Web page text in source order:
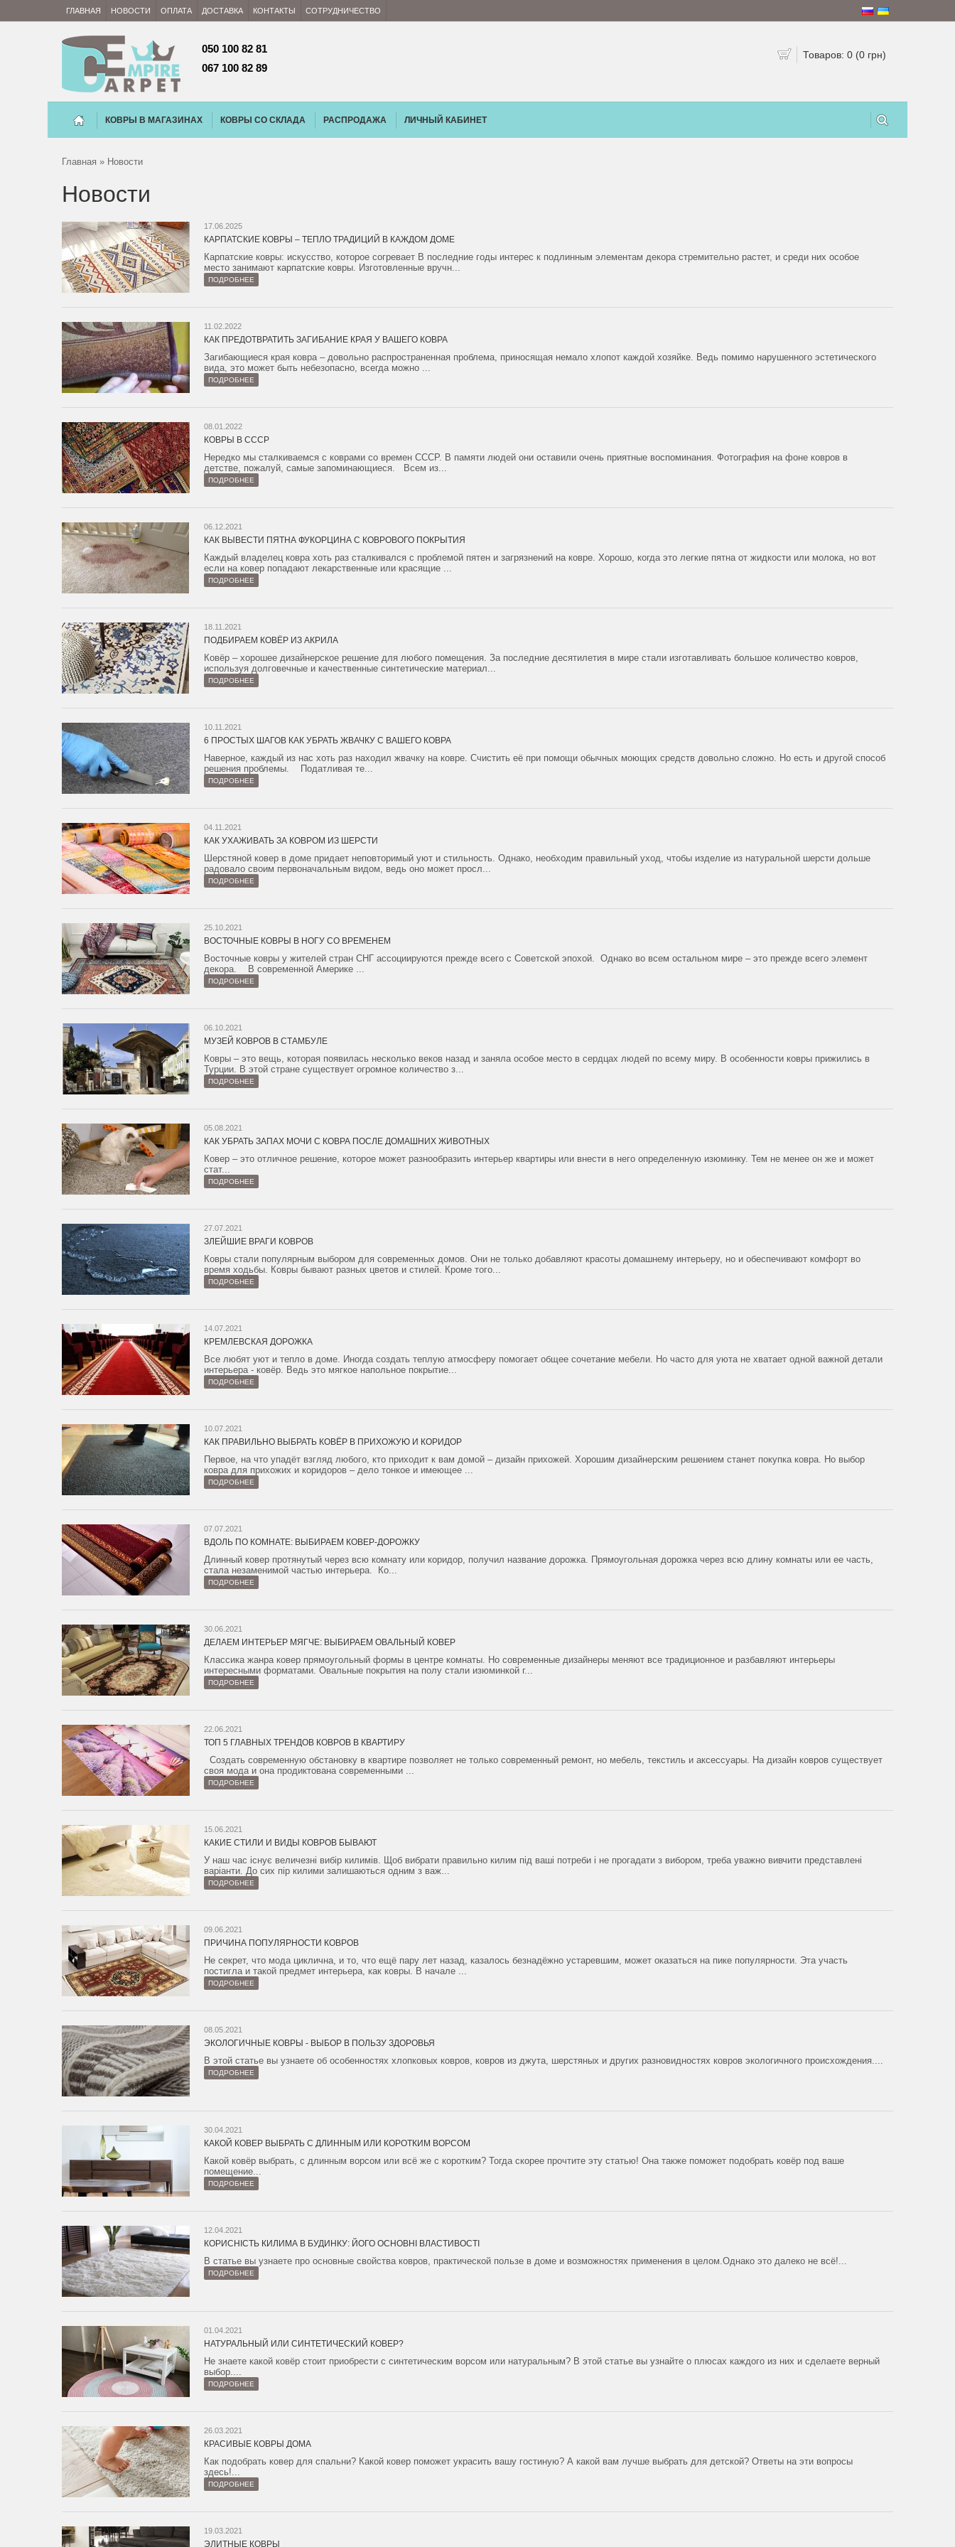
ГЛАВНАЯ НОВОСТИ ОПЛАТА ДОСТАВКА КОНТАКТЫ СОТРУДНИЧЕСТВО
Товаров: 0 (0 грн)
050 100 82 81
067 100 82 89
КОВРЫ В МАГАЗИНАХ КОВРЫ СО СКЛАДА РАСПРОДАЖА ЛИЧНЫЙ КАБИНЕТ
Главная » Новости
Новости
17.06.2025
КАРПАТСКИЕ КОВРЫ – ТЕПЛО ТРАДИЦИЙ В КАЖДОМ ДОМЕ
Карпатские ковры: искусство, которое согревает В последние годы интерес к подлинным элементам декора стремительно растет, и среди них особое
место занимают карпатские ковры. Изготовленные вручн...
ПОДРОБНЕЕ
11.02.2022
КАК ПРЕДОТВРАТИТЬ ЗАГИБАНИЕ КРАЯ У ВАШЕГО КОВРА
Загибающиеся края ковра – довольно распространенная проблема, приносящая немало хлопот каждой хозяйке. Ведь помимо нарушенного эстетического
вида, это может быть небезопасно, всегда можно ...
ПОДРОБНЕЕ
08.01.2022
КОВРЫ В СССР
Нередко мы сталкиваемся с коврами со времен СССР. В памяти людей они оставили очень приятные воспоминания. Фотография на фоне ковров в
детстве, пожалуй, самые запоминающиеся. Всем из...
ПОДРОБНЕЕ
06.12.2021
КАК ВЫВЕСТИ ПЯТНА ФУКОРЦИНА С КОВРОВОГО ПОКРЫТИЯ
Каждый владелец ковра хоть раз сталкивался с проблемой пятен и загрязнений на ковре. Хорошо, когда это легкие пятна от жидкости или молока, но вот
если на ковер попадают лекарственные или красящие ...
ПОДРОБНЕЕ
18.11.2021
ПОДБИРАЕМ КОВЁР ИЗ АКРИЛА
Ковёр – хорошее дизайнерское решение для любого помещения. За последние десятилетия в мире стали изготавливать большое количество ковров,
используя долговечные и качественные синтетические материал...
ПОДРОБНЕЕ
10.11.2021
6 ПРОСТЫХ ШАГОВ КАК УБРАТЬ ЖВАЧКУ С ВАШЕГО КОВРА
Наверное, каждый из нас хоть раз находил жвачку на ковре. Счистить её при помощи обычных моющих средств довольно сложно. Но есть и другой способ
решения проблемы. Податливая те...
ПОДРОБНЕЕ
04.11.2021
КАК УХАЖИВАТЬ ЗА КОВРОМ ИЗ ШЕРСТИ
Шерстяной ковер в доме придает неповторимый уют и стильность. Однако, необходим правильный уход, чтобы изделие из натуральной шерсти дольше
радовало своим первоначальным видом, ведь оно может просл...
ПОДРОБНЕЕ
25.10.2021
ВОСТОЧНЫЕ КОВРЫ В НОГУ СО ВРЕМЕНЕМ
Восточные ковры у жителей стран СНГ ассоциируются прежде всего с Советской эпохой. Однако во всем остальном мире – это прежде всего элемент
декора. В современной Америке ...
ПОДРОБНЕЕ
06.10.2021
МУЗЕЙ КОВРОВ В СТАМБУЛЕ
Ковры – это вещь, которая появилась несколько веков назад и заняла особое место в сердцах людей по всему миру. В особенности ковры прижились в
Турции. В этой стране существует огромное количество з...
ПОДРОБНЕЕ
05.08.2021
КАК УБРАТЬ ЗАПАХ МОЧИ С КОВРА ПОСЛЕ ДОМАШНИХ ЖИВОТНЫХ
Ковер – это отличное решение, которое может разнообразить интерьер квартиры или внести в него определенную изюминку. Тем не менее он же и может
стат...
ПОДРОБНЕЕ
27.07.2021
ЗЛЕЙШИЕ ВРАГИ КОВРОВ
Ковры стали популярным выбором для современных домов. Они не только добавляют красоты домашнему интерьеру, но и обеспечивают комфорт во
время ходьбы. Ковры бывают разных цветов и стилей. Кроме того...
ПОДРОБНЕЕ
14.07.2021
КРЕМЛЕВСКАЯ ДОРОЖКА
Все любят уют и тепло в доме. Иногда создать теплую атмосферу помогает общее сочетание мебели. Но часто для уюта не хватает одной важной детали
интерьера - ковёр. Ведь это мягкое напольное покрытие...
ПОДРОБНЕЕ
10.07.2021
КАК ПРАВИЛЬНО ВЫБРАТЬ КОВЁР В ПРИХОЖУЮ И КОРИДОР
Первое, на что упадёт взгляд любого, кто приходит к вам домой – дизайн прихожей. Хорошим дизайнерским решением станет покупка ковра. Но выбор
ковра для прихожих и коридоров – дело тонкое и имеющее ...
ПОДРОБНЕЕ
07.07.2021
ВДОЛЬ ПО КОМНАТЕ: ВЫБИРАЕМ КОВЕР-ДОРОЖКУ
Длинный ковер протянутый через всю комнату или коридор, получил название дорожка. Прямоугольная дорожка через всю длину комнаты или ее часть,
стала незаменимой частью интерьера. Ко...
ПОДРОБНЕЕ
30.06.2021
ДЕЛАЕМ ИНТЕРЬЕР МЯГЧЕ: ВЫБИРАЕМ ОВАЛЬНЫЙ КОВЕР
Классика жанра ковер прямоугольный формы в центре комнаты. Но современные дизайнеры меняют все традиционное и разбавляют интерьеры
интересными форматами. Овальные покрытия на полу стали изюминкой г...
ПОДРОБНЕЕ
22.06.2021
ТОП 5 ГЛАВНЫХ ТРЕНДОВ КОВРОВ В КВАРТИРУ
Создать современную обстановку в квартире позволяет не только современный ремонт, но мебель, текстиль и аксессуары. На дизайн ковров существует
своя мода и она продиктована современными ...
ПОДРОБНЕЕ
15.06.2021
КАКИЕ СТИЛИ И ВИДЫ КОВРОВ БЫВАЮТ
У наш час існує величезні вибір килимів. Щоб вибрати правильно килим під ваші потреби і не прогадати з вибором, треба уважно вивчити представлені
варіанти. До сих пір килими залишаються одним з важ...
ПОДРОБНЕЕ
09.06.2021
ПРИЧИНА ПОПУЛЯРНОСТИ КОВРОВ
Не секрет, что мода циклична, и то, что ещё пару лет назад, казалось безнадёжно устаревшим, может оказаться на пике популярности. Эта участь
постигла и такой предмет интерьера, как ковры. В начале ...
ПОДРОБНЕЕ
08.05.2021
ЭКОЛОГИЧНЫЕ КОВРЫ - ВЫБОР В ПОЛЬЗУ ЗДОРОВЬЯ
В этой статье вы узнаете об особенностях хлопковых ковров, ковров из джута, шерстяных и других разновидностях ковров экологичного происхождения....
ПОДРОБНЕЕ
30.04.2021
КАКОЙ КОВЕР ВЫБРАТЬ С ДЛИННЫМ ИЛИ КОРОТКИМ ВОРСОМ
Какой ковёр выбрать, с длинным ворсом или всё же с коротким? Тогда скорее прочтите эту статью! Она также поможет подобрать ковёр под ваше
помещение...
ПОДРОБНЕЕ
12.04.2021
КОРИСНІСТЬ КИЛИМА В БУДИНКУ: ЙОГО ОСНОВНІ ВЛАСТИВОСТІ
В статье вы узнаете про основные свойства ковров, практической пользе в доме и возможностях применения в целом.Однако это далеко не всё!...
ПОДРОБНЕЕ
01.04.2021
НАТУРАЛЬНЫЙ ИЛИ СИНТЕТИЧЕСКИЙ КОВЕР?
Не знаете какой ковёр стоит приобрести с синтетическим ворсом или натуральным? В этой статье вы узнайте о плюсах каждого из них и сделаете верный
выбор....
ПОДРОБНЕЕ
26.03.2021
КРАСИВЫЕ КОВРЫ ДОМА
Как подобрать ковер для спальни? Какой ковер поможет украсить вашу гостиную? А какой вам лучше выбрать для детской? Ответы на эти вопросы
здесь!...
ПОДРОБНЕЕ
19.03.2021
ЭЛИТНЫЕ КОВРЫ